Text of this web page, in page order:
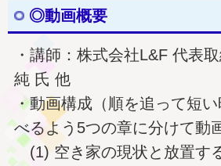
◎動画概要
・講師：株式会社L&F 代表
純 氏 他
・動画構成（順を追って短
べるよう5つの章に分けて動
(1) 空き家の現状と放置す